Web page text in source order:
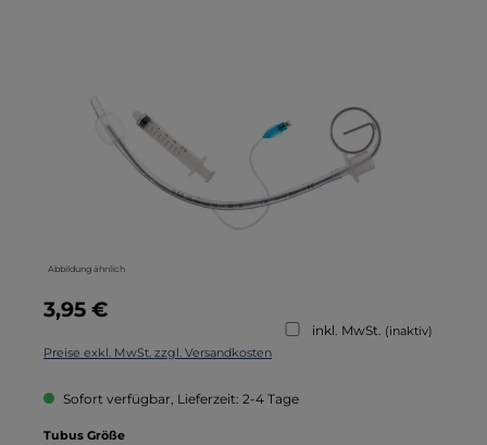
Abbildung ähnlich
Regulärer Preis:
3,95 €
inkl. MwSt. (inaktiv)
Preise exkl. MwSt. zzgl. Versandkosten
Sofort verfügbar, Lieferzeit: 2-4 Tage
Tubus Größeauswählen